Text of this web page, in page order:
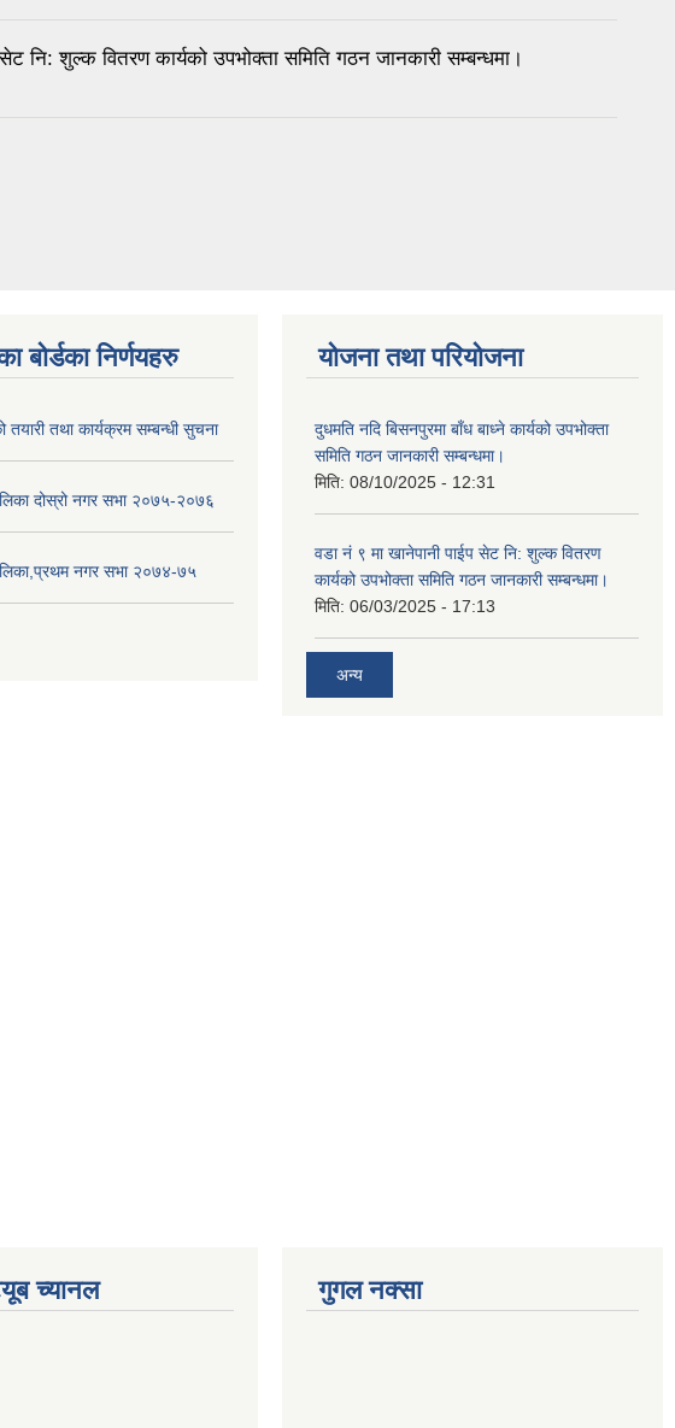
नि: शुल्क वितरण कार्यको उपभोक्ता समिति गठन जानकारी सम्बन्धमा।
बोर्डका निर्णयहरु
तयारी तथा कार्यक्रम सम्बन्धी सुचना
दोस्रो नगर सभा २०७५-२०७६
नगर सभा २०७४-७५
योजना तथा परियोजना
दुधमति नदि बिसनपुरमा बाँध बाध्ने कार्यको उपभोक्ता
समिति गठन जानकारी सम्बन्धमा।
मिति: 08/10/2025 - 12:31
वडा नं ९ मा खानेपानी पाईप सेट नि: शुल्क वितरण
कार्यको उपभोक्ता समिति गठन जानकारी सम्बन्धमा।
मिति: 06/03/2025 - 17:13
अन्य
च्यानल गुगल नक्सा